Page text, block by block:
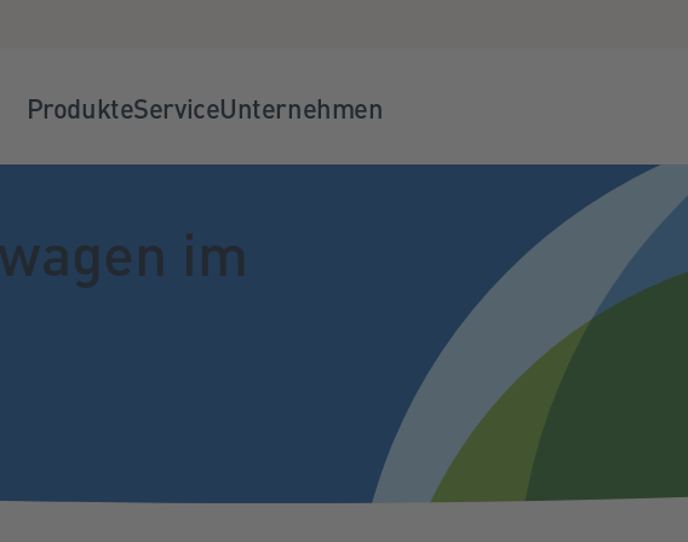
ProdukteServiceUnternehmen
im